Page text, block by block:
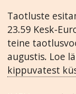
Taotluste
23.59 Kesk-
teine
augustis. Loe
kippuvatest